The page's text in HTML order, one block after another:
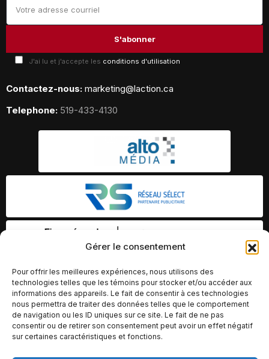
Gérer le consentement
Pour offrir les meilleures expériences, nous utilisons des
technologies telles que les témoins pour stocker et/ou accéder aux
informations des appareils. Le fait de consentir à ces technologies
nous permettra de traiter des données telles que le comportement
de navigation ou les ID uniques sur ce site. Le fait de ne pas
consentir ou de retirer son consentement peut avoir un effet négatif
sur certaines caractéristiques et fonctions.
J'ai lu et j'accepte les conditions d'utilisation
Contactez-nous: marketing@laction.ca
Telephone: 519-433-4130